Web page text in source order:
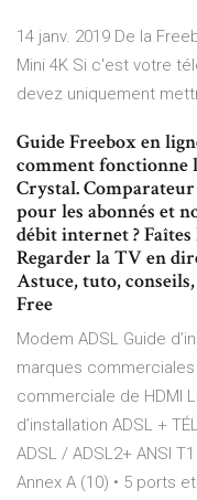
14 janv. 2019 De la
Mini 4K Si c'est votre
devez uniquement
Guide Freebox en
comment fonctionne
Crystal.
pour les abonnés et
débit internet ?
Regarder la TV en
Astuce, tuto,
Free
Modem ADSL Guide
marques
commerciale de HDMI
d’installation ADSL +
ADSL / ADSL2+ ANSI
Annex A (10) • 5 ports